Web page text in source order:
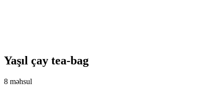
Yaşıl çay tea-bag
8 məhsul